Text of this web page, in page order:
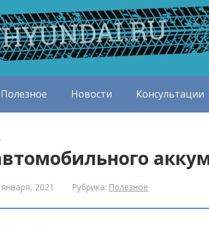
Полезное Новости Консультации
2021 Рубрика: Полезное